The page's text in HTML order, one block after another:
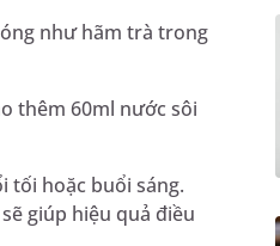
như hãm trà trong
thêm 60ml nước sôi
tối hoặc buổi sáng.
giúp hiệu quả điều